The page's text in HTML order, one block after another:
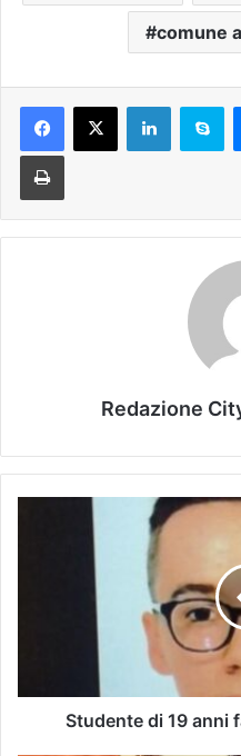
comune
Redazione
Studente di 19 anni